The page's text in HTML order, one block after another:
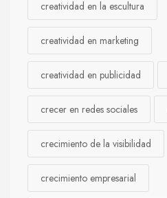
creatividad en la escultura
creatividad en marketing
creatividad en publicidad
crecer en redes sociales
crecimiento de la visibilidad
crecimiento empresarial